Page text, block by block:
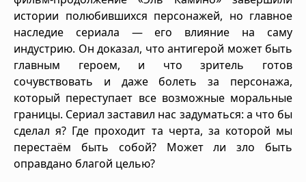
истории полюбившихся персонажей, но главное
наследие сериала — его влияние на саму
индустрию. Он доказал, что антигерой может быть
главным героем, и что зритель готов
сочувствовать и даже болеть за персонажа,
который переступает все возможные моральные
границы. Сериал заставил нас задуматься: а что бы
сделал я? Где проходит та черта, за которой мы
перестаём быть собой? Может ли зло быть
оправдано благой целью?